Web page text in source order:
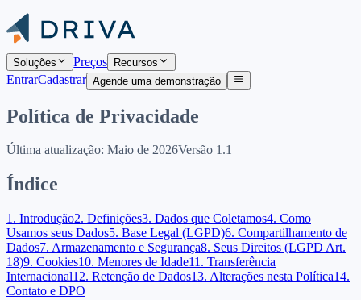
Soluções Preços Recursos
EntrarCadastrar Agende uma demonstração
Política de Privacidade
Última atualização: Maio de 2026Versão 1.1
Índice
1. Introdução2. Definições3. Dados que Coletamos4. Como
Usamos seus Dados5. Base Legal (LGPD)6. Compartilhamento de
Dados7. Armazenamento e Segurança8. Seus Direitos (LGPD Art.
18)9. Cookies10. Menores de Idade11. Transferência
Internacional12. Retenção de Dados13. Alterações nesta Política14.
Contato e DPO